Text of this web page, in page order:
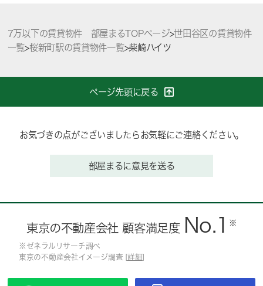
7万以下の賃貸物件 部屋まるTOPページ>世田谷区の賃貸物件
一覧>桜新町駅の賃貸物件一覧>柴崎ハイツ
ページ先頭に戻る
お気づきの点がございましたらお気軽にご連絡ください。
部屋まるに意見を送る
東京の不動産会社 顧客満足度 No.1 ※
※ゼネラルリサーチ調べ
東京の不動産会社イメージ調査 [ 詳細